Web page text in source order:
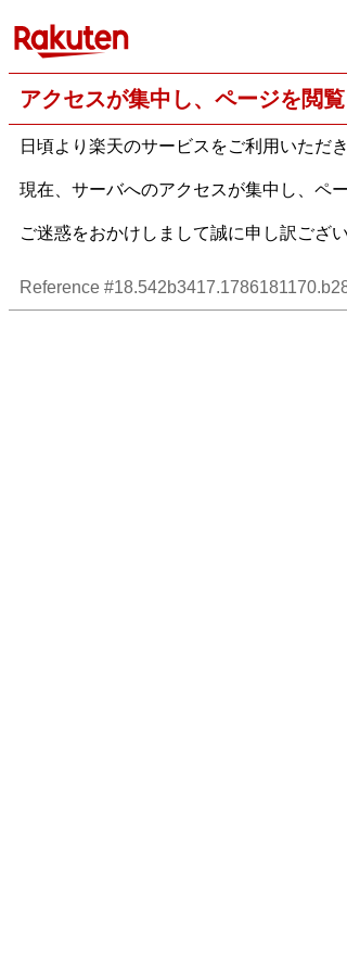
アクセスが集中し、ページを閲
日頃より楽天のサービスをご利用いただ
現在、サーバへのアクセスが集中し、ペ
ご迷惑をおかけしまして誠に申し訳ござ
Reference